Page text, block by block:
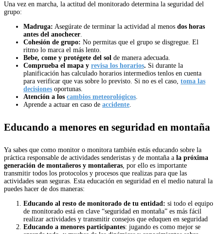
Una vez en marcha, la actitud del monitorado determina la seguridad del
grupo:
Madruga: Asegúrate de terminar la actividad al menos dos horas
antes del anochecer.
Cohesión de grupo: No permitas que el grupo se disgregue. El
ritmo lo marca el más lento.
Bebe, come y protégete del sol de manera adecuada.
Comprueba el mapa y revisa los horarios. Si durante la
planificación has calculado horarios intermedios tenlos en cuenta
para verificar que vas sobre lo previsto. Si no es el caso, toma las
decisiones oportunas.
Atención a los cambios meteorológicos.
Aprende a actuar en caso de accidente.
Educando a menores en seguridad en montaña
Ya sabes que como monitor o monitora también estás educando sobre la
práctica responsable de actividades senderistas y de montaña a la próxima
generación de montañeros y montañeras, por ello es importante
transmitir todos los protocolos y procesos que realizas para que las
actividades sean seguras. Esta educación en seguridad en el medio natural la
puedes hacer de dos maneras:
Educando al resto de monitorado de tu entidad: si todo el equipo
de monitorado está en clave “seguridad en montaña” es más fácil
realizar actividades y transmitir consejos que eduquen en seguridad
Educando a menores participantes: jugando es como mejor se